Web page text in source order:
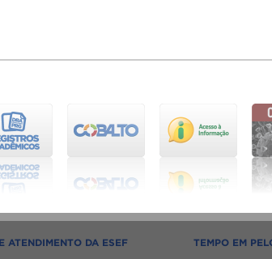
ATENDIMENTO DA ESEF TEMPO EM